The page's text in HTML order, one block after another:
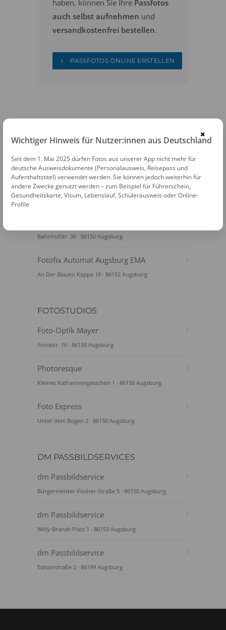
haben, können Sie Ihre Passfotos
auch selbst aufnehmen und
versandkostenfrei bestellen.
PASSFOTOS ONLINE ERSTELLEN
Fotofix Automat Augsburg Bahnhof
Victoriastraße 1 · 86150 Augsburg
Bahnhofstr. 30 · 86150 Augsburg
Fotofix Automat Augsburg EMA
An Der Blauen Kappe 18 · 86152 Augsburg
FOTOSTUDIOS
Foto-Optik Mayer
Annastr. 16 · 86150 Augsburg
Photoresque
Kleines Katharinengässchen 1 · 86150 Augsburg
Foto Express
Unter dem Bogen 2 · 86150 Augsburg
DM PASSBILDSERVICES
dm Passbildservice
Bürgermeister-Fischer-Straße 5 · 86150 Augsburg
dm Passbildservice
Willy-Brandt-Platz 1 · 86153 Augsburg
dm Passbildservice
Edisonstraße 2 · 86199 Augsburg
×
Wichtiger Hinweis für Nutzer:innen aus Deutschland
Seit dem 1. Mai 2025 dürfen Fotos aus unserer App nicht mehr für
deutsche Ausweisdokumente (Personalausweis, Reisepass und
Aufenthaltstitel) verwendet werden. Sie können jedoch weiterhin für
andere Zwecke genutzt werden – zum Beispiel für Führerschein,
Gesundheitskarte, Visum, Lebenslauf, Schülerausweis oder Online-
Profile